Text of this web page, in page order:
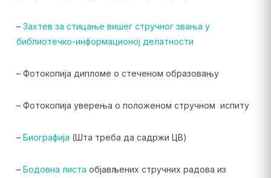
– Захтев за стицање вишег стручног звања у
библиотечко-информационој делатности
– Фотокопија дипломе о стеченом образовању
– Фотокопија уверења о положеном стручном испиту
– Биографија (Шта треба да садржи ЦВ)
– Бодовна листа објављених стручних радова из